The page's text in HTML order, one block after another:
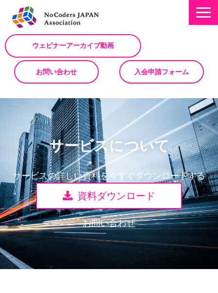
ウェビナーアーカイブ動画
お問い合わせ 入会申請フォーム
ミッション
お知らせ/NEWS
NoCodeサミット
イベント一覧
入会について
No Code サービスを動画で紹介
ノーコードコラム
サービスについて
サービスの詳しい資料を今すぐダウンロードする
資料ダウンロード
お問い合わせ